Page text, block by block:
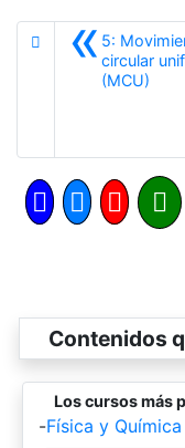
«5:
circular
(MCU)
Contenidos
Los cursos más
-Física y Química